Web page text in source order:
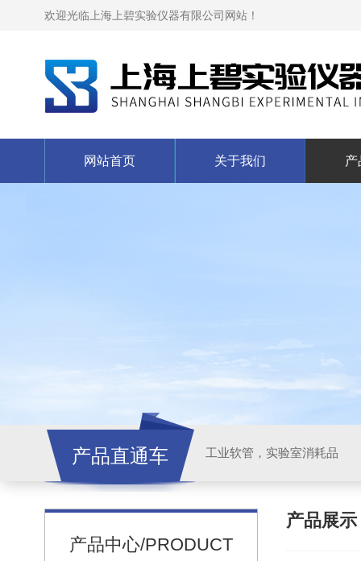
欢迎光临上海上碧实验仪器有限公司网站！
网站首页 关于我们 产
产品直通车 工业软管，实验室消耗品
产品中心/PRODUCT
产品展示